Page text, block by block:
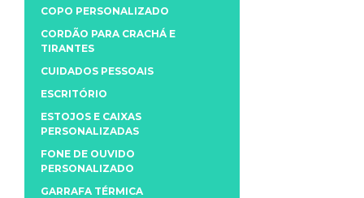
COPO PERSONALIZADO
CORDÃO PARA CRACHÁ E
TIRANTES
CUIDADOS PESSOAIS
ESCRITÓRIO
ESTOJOS E CAIXAS
PERSONALIZADAS
FONE DE OUVIDO
PERSONALIZADO
GARRAFA TÉRMICA